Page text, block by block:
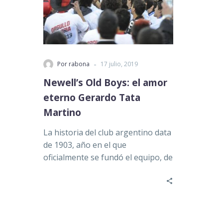
Por rabona - 17 julio, 2019
Newell’s Old Boys: el amor
eterno Gerardo Tata
Martino
La historia del club argentino data
de 1903, año en el que
oficialmente se fundó el equipo, de